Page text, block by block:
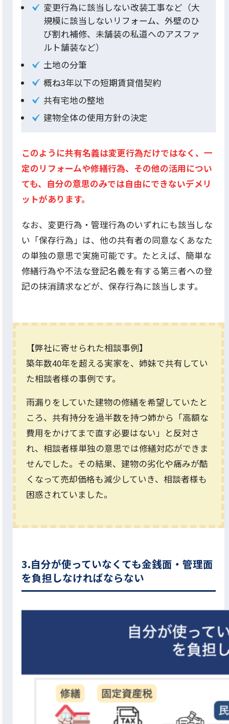
変更行為に該当しない改装工事など（大
規模に該当しないリフォーム、外壁のひ
び割れ補修、未舗装の私道へのアスファ
ルト舗装など）
土地の分筆
概ね3年以下の短期賃貸借契約
共有宅地の整地
建物全体の使用方針の決定
このように共有名義は変更行為だけではなく、一
定のリフォームや修繕行為、その他の活用につい
ても、自分の意思のみでは自由にできないデメリ
ットがあります。
なお、変更行為・管理行為のいずれにも該当しな
い「保存行為」は、他の共有者の同意なくあなた
の単独の意思で実施可能です。たとえば、簡単な
修繕行為や不法な登記名義を有する第三者への登
記の抹消請求などが、保存行為に該当します。
【弊社に寄せられた相談事例】
築年数40年を超える実家を、姉妹で共有してい
た相談者様の事例です。
雨漏りをしていた建物の修繕を希望していたと
ころ、共有持分を過半数を持つ姉から「高額な
費用をかけてまで直す必要はない」と反対さ
れ、相談者様単独の意思では修繕対応ができま
せんでした。その結果、建物の劣化や痛みが酷
くなって売却価格も減少していき、相談者様も
困惑されていました。
3.自分が使っていなくても金銭面・管理面
を負担しなければならない